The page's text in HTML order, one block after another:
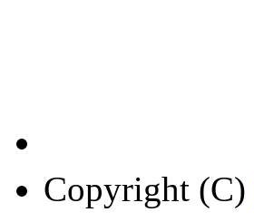
Copyright (C)